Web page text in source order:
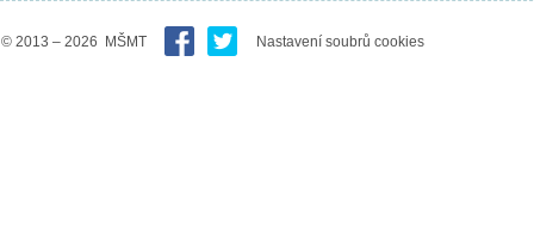
© 2013 – 2026 MŠMT Nastavení soubrů cookies